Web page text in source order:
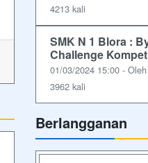
4213 kali
SMK N 1 Blora :
Challenge
01/03/2024 15:00 -
3962 kali
Berlangganan